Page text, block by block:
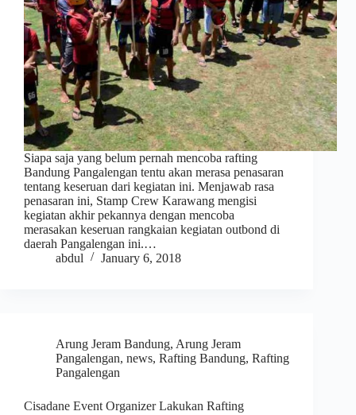
Siapa saja yang belum pernah mencoba rafting
Bandung Pangalengan tentu akan merasa penasaran
tentang keseruan dari kegiatan ini. Menjawab rasa
penasaran ini, Stamp Crew Karawang mengisi
kegiatan akhir pekannya dengan mencoba
merasakan keseruan rangkaian kegiatan outbond di
daerah Pangalengan ini.…
abdul
January 6, 2018
Arung Jeram Bandung, Arung Jeram
Pangalengan, news, Rafting Bandung, Rafting
Pangalengan
Cisadane Event Organizer Lakukan Rafting